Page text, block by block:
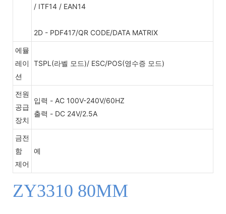
/ ITF14 / EAN14
2D - PDF417/QR CODE/DATA MATRIX
에뮬
레이
션
TSPL(라벨 모드)/ ESC/POS(영수증 모드)
전원
공급
장치
입력 - AC 100V-240V/60HZ
출력 - DC 24V/2.5A
금전
함
제어
예
ZY3310 80MM